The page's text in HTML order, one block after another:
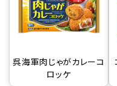
呉海軍肉じゃがカレーコ
ロッケ